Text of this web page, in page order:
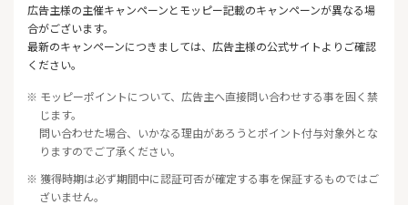
広告主様の主催キャンペーンとモッピー記載のキャンペーンが異なる場
合がございます。
最新のキャンペーンにつきましては、広告主様の公式サイトよりご確認
ください。
※ モッピーポイントについて、広告主へ直接問い合わせする事を固く禁
じます。
問い合わせた場合、いかなる理由があろうとポイント付与対象外とな
りますのでご了承ください。
※ 獲得時期は必ず期間中に認証可否が確定する事を保証するものではご
ざいません。